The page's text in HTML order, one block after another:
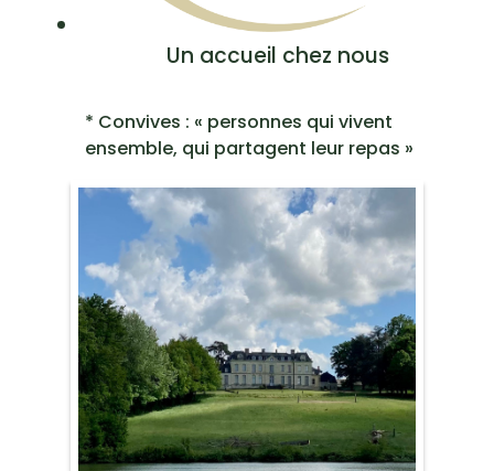
Un accueil chez nous
* Convives : « personnes qui vivent
ensemble, qui partagent leur repas »